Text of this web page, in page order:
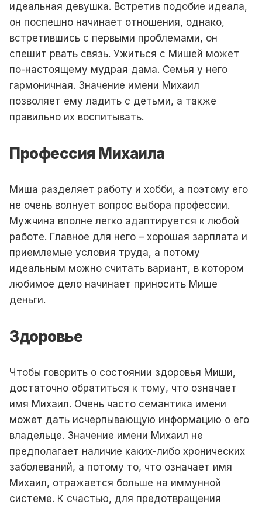
идеальная девушка. Встретив подобие идеала,
он поспешно начинает отношения, однако,
встретившись с первыми проблемами, он
спешит рвать связь. Ужиться с Мишей может
по-настоящему мудрая дама. Семья у него
гармоничная. Значение имени Михаил
позволяет ему ладить с детьми, а также
правильно их воспитывать.
Профессия Михаила
Миша разделяет работу и хобби, а поэтому его
не очень волнует вопрос выбора профессии.
Мужчина вполне легко адаптируется к любой
работе. Главное для него – хорошая зарплата и
приемлемые условия труда, а потому
идеальным можно считать вариант, в котором
любимое дело начинает приносить Мише
деньги.
Здоровье
Чтобы говорить о состоянии здоровья Миши,
достаточно обратиться к тому, что означает
имя Михаил. Очень часто семантика имени
может дать исчерпывающую информацию о его
владельце. Значение имени Михаил не
предполагает наличие каких-либо хронических
заболеваний, а потому то, что означает имя
Михаил, отражается больше на иммунной
системе. К счастью, для предотвращения